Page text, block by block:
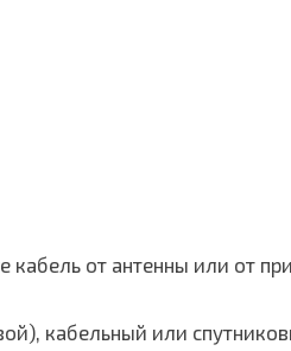
от антенны или от
кабельный или